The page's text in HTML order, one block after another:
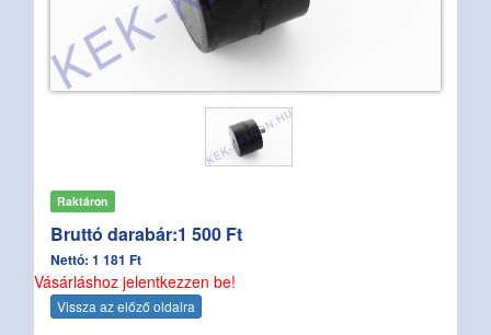
Raktáron
Bruttó darabár:1 500 Ft
Nettó: 1 181 Ft
Vásárláshoz jelentkezzen be!
Vissza az előző oldalra